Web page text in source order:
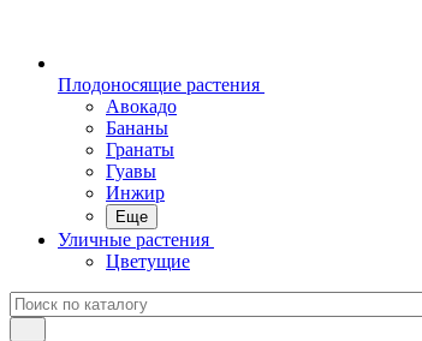
Плодоносящие растения
Авокадо
Бананы
Гранаты
Гуавы
Инжир
Еще
Уличные растения
Цветущие